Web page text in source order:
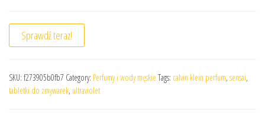
Sprawdź teraz!
SKU: f273905b0fb7 Category: Perfumy i wody męskie Tags: calvin klein perfum, sensai,
tabletki do zmywarek, ultraviolet